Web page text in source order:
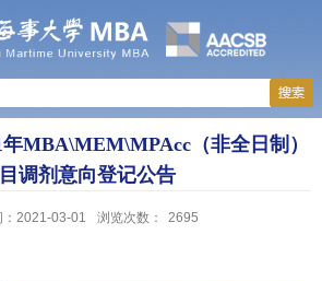
MBA\MEM\MPAcc（非全日制）
调剂意向登记公告
：2021-03-01 浏览次数： 2695